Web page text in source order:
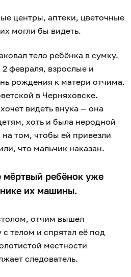
центры, аптеки, цветочные
могли бы видеть.
тело ребёнка в сумку.
февраля, взрослые и
рождения к матери отчима.
в Черняховске.
видеть внука — она
хоть и была неродной
том, чтобы ей привезли
что мальчик наказан.
ребёнок уже
их машины.
отчим вышел
телом и спрятал её под
местности
следователь.